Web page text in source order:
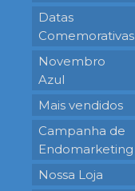
Datas
Comemorativas
Novembro
Azul
Mais vendidos
Campanha de
Endomarketing
Nossa Loja